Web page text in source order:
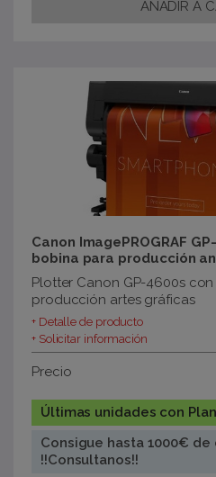
Canon ImagePROGRAF
bobina para producción
Plotter Canon GP-4600s
producción artes gráficas
+ Detalle de producto
+ Solicitar información
Precio
Últimas unidades con
Consigue hasta 1000€
!!Consultanos!!